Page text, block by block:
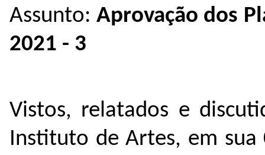
Assunto: Aprovação dos
2021 - 3
Vistos, relatados e
Instituto de Artes, em sua